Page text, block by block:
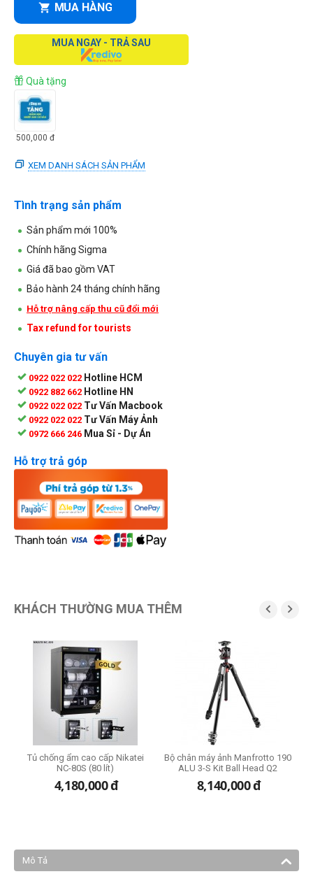
MUA HÀNG
MUA NGAY - TRẢ SAU
Quà tặng
500,000 đ
XEM DANH SÁCH SẢN PHẨM
Tình trạng sản phẩm
Sản phẩm mới 100%
Chính hãng Sigma
Giá đã bao gồm VAT
Bảo hành 24 tháng chính hãng
Hỗ trợ nâng cấp thu cũ đổi mới
Tax refund for tourists
Chuyên gia tư vấn
0922 022 022 Hotline HCM
0922 882 662 Hotline HN
0922 022 022 Tư Vấn Macbook
0922 022 022 Tư Vấn Máy Ảnh
0972 666 246 Mua Sỉ - Dự Án
Hỗ trợ trả góp
KHÁCH THƯỜNG MUA THÊM  
Tủ chống ẩm cao cấp Nikatei
NC-80S (80 lít)
4,180,000đ
Bộ chân máy ảnh Manfrotto 190
ALU 3-S Kit Ball Head Q2
8,140,000đ
Mô Tả